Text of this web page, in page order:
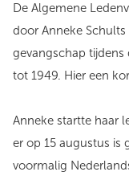
De Algemene
door Anneke
gevangschap tijdens
tot 1949. Hier een
Anneke startte haar
er op 15 augustus is
voormalig